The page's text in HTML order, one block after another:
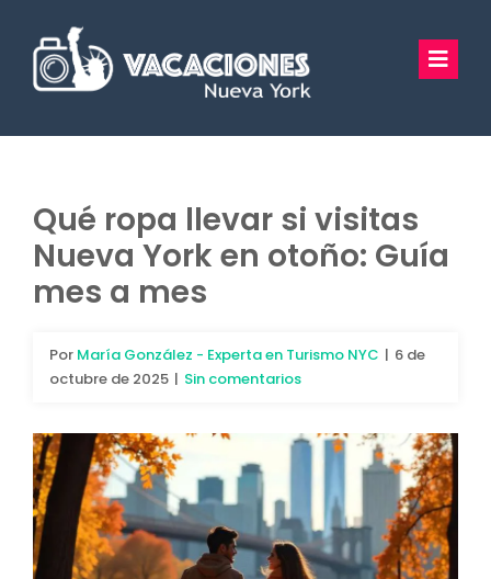
contenido
Vacaciones Nueva York
Tours Privados
Hoteles
Preguntas Frecuentes
Qué ropa llevar si visitas
Nueva York en otoño: Guía
mes a mes
Por María González - Experta en Turismo NYC | 6 de
octubre de 2025 | Sin comentarios